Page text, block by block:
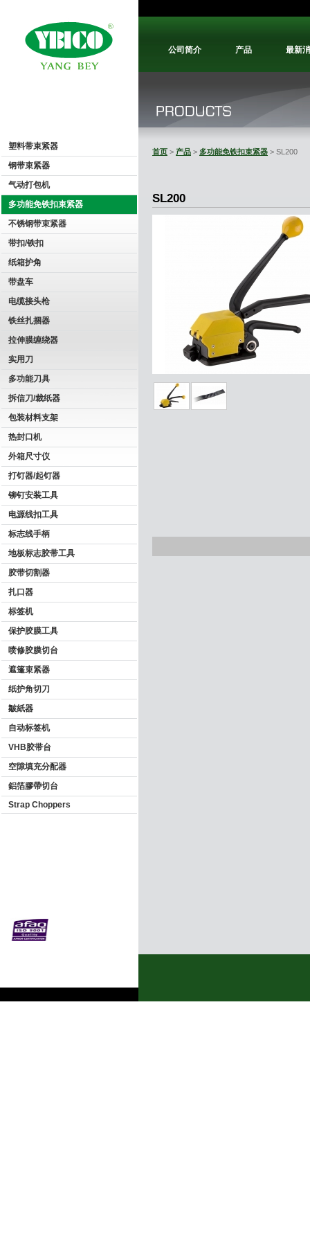
塑料带束紧器
钢带束紧器
气动打包机
多功能免铁扣束紧器
不锈钢带束紧器
带扣/铁扣
纸箱护角
带盘车
电缆接头枪
铁丝扎捆器
拉伸膜缠绕器
实用刀
多功能刀具
拆信刀/裁纸器
包装材料支架
热封口机
外箱尺寸仪
打钉器/起钉器
铆钉安装工具
电源线扣工具
标志线手柄
地板标志胶带工具
胶带切割器
扎口器
标签机
保护胶膜工具
喷修胶膜切台
遮篷束紧器
纸护角切刀
皺紙器
自动标签机
VHB胶带台
空隙填充分配器
鋁箔膠帶切台
Strap Choppers
公司简介 产品 最新
首页 > 产品 > 多功能免铁扣束紧器 > SL200
SL200